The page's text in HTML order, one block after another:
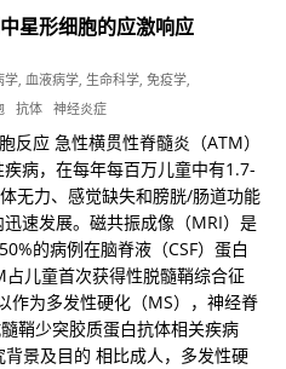
星形细胞的应激响应
学 血液病学 生命科学 免疫学
抗体 神经炎症
反应 急性横贯性脊髓炎（ATM）
病，在每年每百万儿童中有1.7-
无力、感觉缺失和膀胱/肠道功能
速发展。磁共振成像（MRI）是
的病例在脑脊液（CSF）蛋白
儿童首次获得性脱髓鞘综合征
作为多发性硬化（MS），神经脊
鞘少突胶质蛋白抗体相关疾病
背景及目的 相比成人，多发性硬